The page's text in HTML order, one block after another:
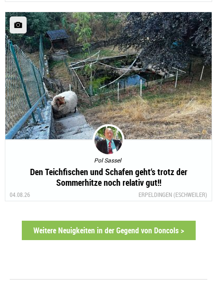
Pol Sassel
Den Teichfischen und Schafen geht‘s trotz der
Sommerhitze noch relativ gut!!
04.08.26 ERPELDINGEN (ESCHWEILER)
Weitere Neuigkeiten in der Gegend von Doncols >